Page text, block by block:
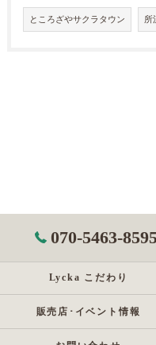
ところざやサクラタウン 所
070-5463-
Lycka こだわり
販売店･イベント情報